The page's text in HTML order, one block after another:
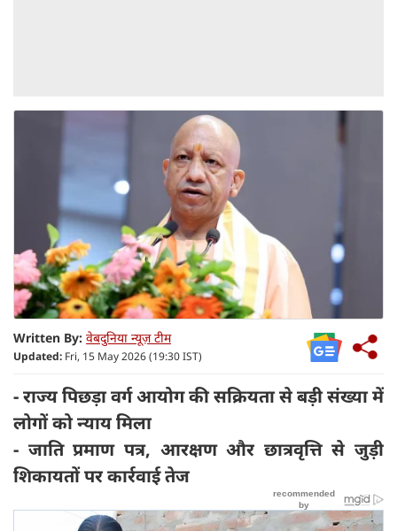
Written By: वेबदुनिया न्यूज़ टीम
Updated: Fri, 15 May 2026 (19:30 IST)
- राज्य पिछड़ा वर्ग आयोग की सक्रियता से बड़ी संख्या में
लोगों को न्याय मिला
- जाति प्रमाण पत्र, आरक्षण और छात्रवृत्ति से जुड़ी
शिकायतों पर कार्रवाई तेज